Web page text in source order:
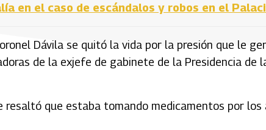
en el caso de escándalos y robos en el
Dávila se quitó la vida por la presión que le
de la exjefe de gabinete de la Presidencia de
resaltó que estaba tomando medicamentos por